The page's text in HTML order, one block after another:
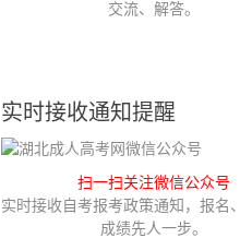
交流、解答。
实时接收通知提醒
扫一扫关注微信公众号
实时接收自考报考政策通知，报名
成绩先人一步。